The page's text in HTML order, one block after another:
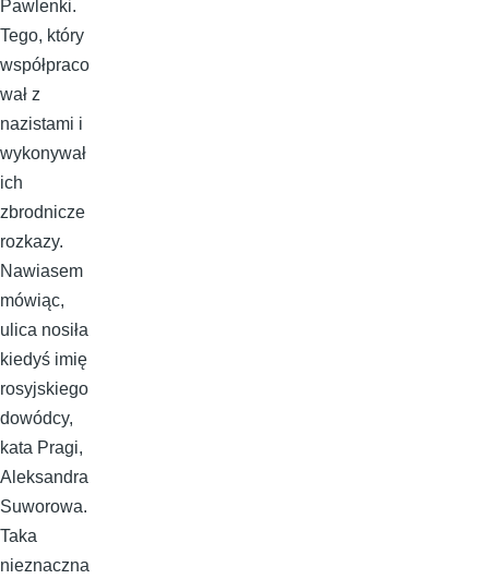
Pawlenki.
Tego, który
współpraco
wał z
nazistami i
wykonywał
ich
zbrodnicze
rozkazy.
Nawiasem
mówiąc,
ulica nosiła
kiedyś imię
rosyjskiego
dowódcy,
kata Pragi,
Aleksandra
Suworowa.
Taka
nieznaczna